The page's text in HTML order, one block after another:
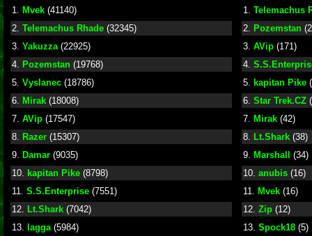
1. Mvek (41140)
2. Telemachus Rhade (32345)
3. Yakuzza (22925)
4.
Pozemstan (19768)
5. Vyslanec (18786)
6.
Mirak (18008)
7. AVip (17547)
8.
Razer (15307)
9.
Damar (9035)
10.
kapitan Pike (8798)
11. S.S.Enterprise (7551)
12.
Lt.Shark (7042)
13.
lagga (5984)
1. Telemachus
2.
Pozemstan
3. AVip (171)
4.
5.
kapitan Pike
6. Star Trek.CZ
7.
Mirak (42)
8.
Lt.Shark (38)
9.
Marshall
(34)
10. anubis (16)
11.
Mvek (16)
12. Zip (12)
13. Spock18 (5)